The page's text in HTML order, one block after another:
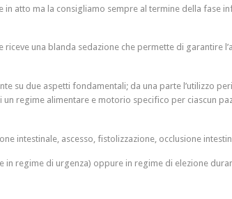
atto ma la consigliamo sempre al termine della fase
una blanda sedazione che permette di garantire
su due aspetti fondamentali; da una parte l’utilizzo
regime alimentare e motorio specifico per ciascun
intestinale, ascesso, fistolizzazione, occlusione
regime di urgenza) oppure in regime di elezione